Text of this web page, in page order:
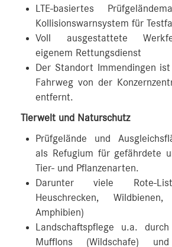
LTE-basiertes
Kollisionswarnsystem für
Voll ausgestattete
eigenem Rettungsdienst
Der Standort Immendingen
Fahrweg von der
entfernt.
Tierwelt und Naturschutz
Prüfgelände und
als Refugium für gefährdete
Tier- und Pflanzenarten.
Darunter viele Rote-
Heuschrecken,
Amphibien)
Landschaftspflege u.a.
Mufflons (Wildschafe)